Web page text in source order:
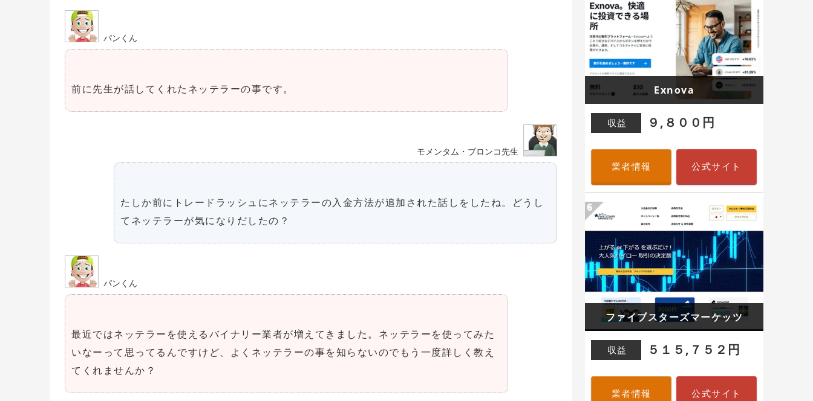
パンくん
前に先生が話してくれたネッテラーの事です。
モメンタム・ブロンコ先生
たしか前にトレードラッシュにネッテラーの入金方法が追加された話しをしたね。どうし
てネッテラーが気になりだしたの？
パンくん
最近ではネッテラーを使えるバイナリー業者が増えてきました。ネッテラーを使ってみた
いなーって思ってるんですけど、よくネッテラーの事を知らないのでもう一度詳しく教え
てくれませんか？
Exnova
収益 ９,８００円
業者情報 公式サイト
ファイブスターズマーケッツ
収益 ５１５,７５２円
業者情報 公式サイト